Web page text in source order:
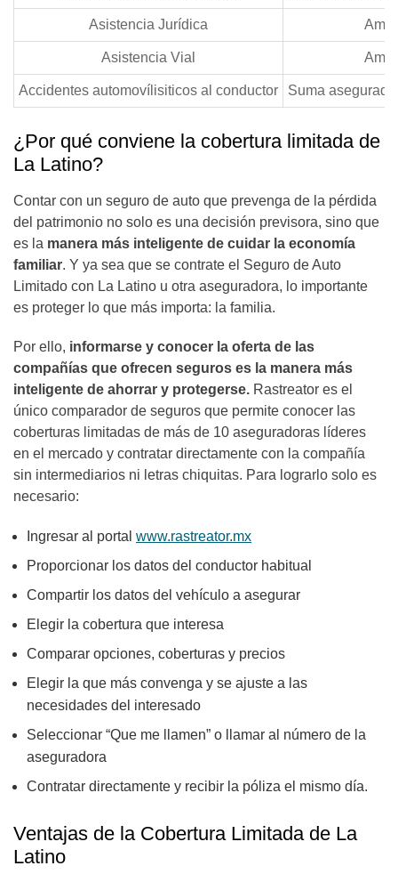
Asistencia Jurídica
Asistencia Vial
Accidentes automovílisiticos al conductor Suma
¿Por qué conviene la cobertura limitada de
La Latino?
Contar con un seguro de auto que prevenga de la pérdida
del patrimonio no solo es una decisión previsora, sino que
es la manera más inteligente de cuidar la economía
familiar. Y ya sea que se contrate el Seguro de Auto
Limitado con La Latino u otra aseguradora, lo importante
es proteger lo que más importa: la familia.
Por ello, informarse y conocer la oferta de las
compañías que ofrecen seguros es la manera más
inteligente de ahorrar y protegerse. Rastreator es el
único comparador de seguros que permite conocer las
coberturas limitadas de más de 10 aseguradoras líderes
en el mercado y contratar directamente con la compañía
sin intermediarios ni letras chiquitas. Para lograrlo solo es
necesario:
Ingresar al portal www.rastreator.mx
Proporcionar los datos del conductor habitual
Compartir los datos del vehículo a asegurar
Elegir la cobertura que interesa
Comparar opciones, coberturas y precios
Elegir la que más convenga y se ajuste a las
necesidades del interesado
Seleccionar “Que me llamen” o llamar al número de la
aseguradora
Contratar directamente y recibir la póliza el mismo día.
Ventajas de la Cobertura Limitada de La
Latino